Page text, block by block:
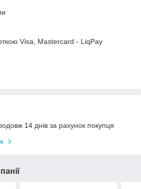
Visa, Mastercard - LiqPay
14 днів за рахунок покупця